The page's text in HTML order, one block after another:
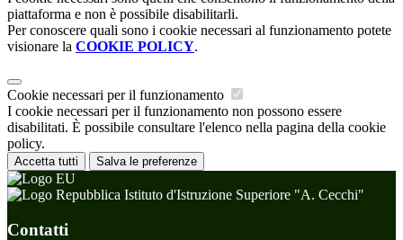
piattaforma e non è possibile disabilitarli.
Per conoscere quali sono i cookie necessari al funzionamento potete
visionare la COOKIE POLICY.
Cookie necessari per il funzionamento
I cookie necessari per il funzionamento non possono essere
disabilitati. È possibile consultare l'elenco nella pagina della cookie
policy.
Accetta tutti Salva le preferenze
Istituto d'Istruzione Superiore "A. Cecchi"
Contatti